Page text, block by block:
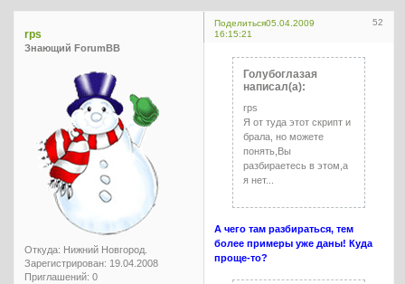
Поделиться 52
05.04.2009
16:15:21
rps
Знающий ForumBB
Откуда: Нижний Новгород.
Зарегистрирован: 19.04.2008
Приглашений: 0
Голубоглазая
написал(а):
rps
Я от туда этот скрипт и
брала, но можете
понять,Вы
разбираетесь в этом,а
я нет...
А чего там разбираться, тем
более примеры уже даны! Куда
проще-то?